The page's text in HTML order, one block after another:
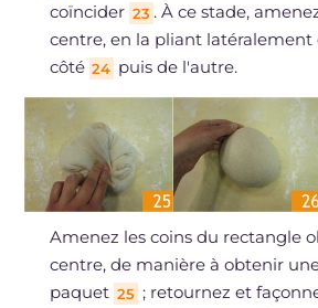
coïncider 23 . À ce stade,
centre, en la pliant latéralement
côté 24 puis de l'autre.
Amenez les coins du rectangle
centre, de manière à obtenir
paquet 25 ; retournez et